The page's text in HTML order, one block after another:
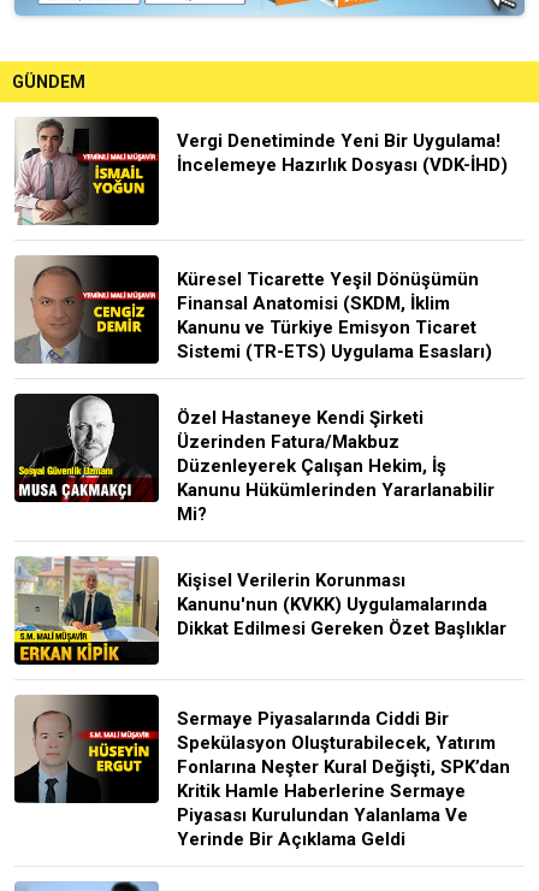
GÜNDEM
Vergi Denetiminde Yeni Bir Uygulama!
İncelemeye Hazırlık Dosyası (VDK-İHD)
Küresel Ticarette Yeşil Dönüşümün
Finansal Anatomisi (SKDM, İklim
Kanunu ve Türkiye Emisyon Ticaret
Sistemi (TR-ETS) Uygulama Esasları)
Özel Hastaneye Kendi Şirketi
Üzerinden Fatura/Makbuz
Düzenleyerek Çalışan Hekim, İş
Kanunu Hükümlerinden Yararlanabilir
Mi?
Kişisel Verilerin Korunması
Kanunu'nun (KVKK) Uygulamalarında
Dikkat Edilmesi Gereken Özet Başlıklar
Sermaye Piyasalarında Ciddi Bir
Spekülasyon Oluşturabilecek, Yatırım
Fonlarına Neşter Kural Değişti, SPK’dan
Kritik Hamle Haberlerine Sermaye
Piyasası Kurulundan Yalanlama Ve
Yerinde Bir Açıklama Geldi